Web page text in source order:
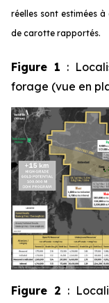
réelles sont estimées
de carotte rapportés.
Figure 1 :
forage (vue en
Figure 2 :